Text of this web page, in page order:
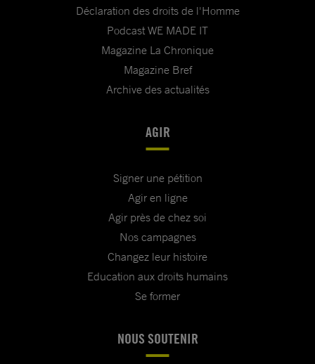
Déclaration des droits de l'Homme
Podcast WE MADE IT
Magazine La Chronique
Magazine Bref
Archive des actualités
AGIR
Signer une pétition
Agir en ligne
Agir près de chez soi
Nos campagnes
Changez leur histoire
Education aux droits humains
Se former
NOUS SOUTENIR